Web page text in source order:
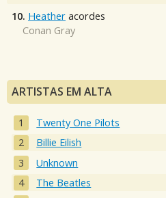
10. Heather acordes
Conan Gray
ARTISTAS EM ALTA
Twenty One Pilots
Billie Eilish
Unknown
The Beatles